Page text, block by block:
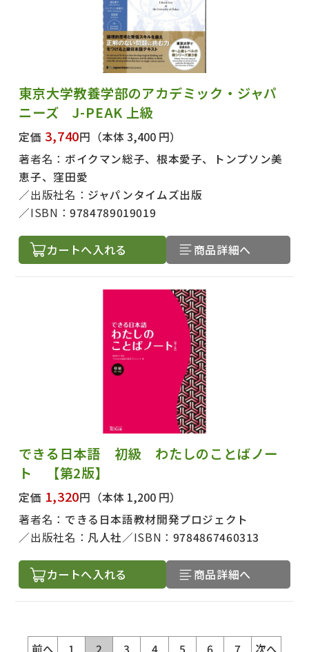
東京大学教養学部のアカデミック・ジャパ
ニーズ J-PEAK 上級
定価 3,740円 （本体 3,400 円）
著者名： ボイクマン総子、根本愛子、トンプソン美
恵子、窪田愛
出版社名： ジャパンタイムズ出版
ISBN：9784789019019
カートへ入れる 商品詳細へ
できる日本語 初級 わたしのことばノー
ト 【第2版】
定価 1,320円 （本体 1,200 円）
著者名： できる日本語教材開発プロジェクト
出版社名： 凡人社 ISBN： 9784867460313
カートへ入れる 商品詳細へ